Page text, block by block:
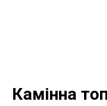
Камінна